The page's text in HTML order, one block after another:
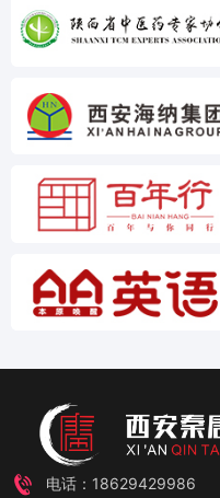
电话：18629429986